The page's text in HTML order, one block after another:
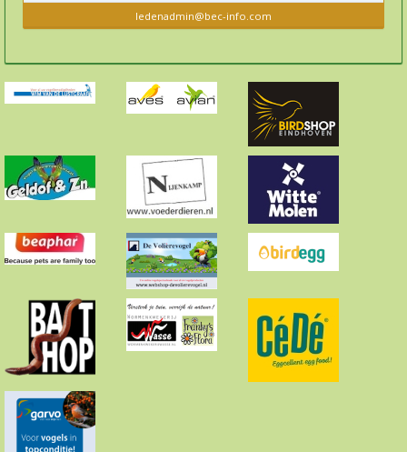
ledenadmin@bec-info.com